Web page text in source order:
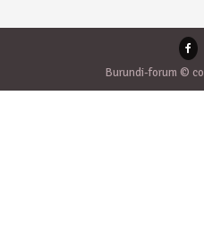
Burundi-forum ©